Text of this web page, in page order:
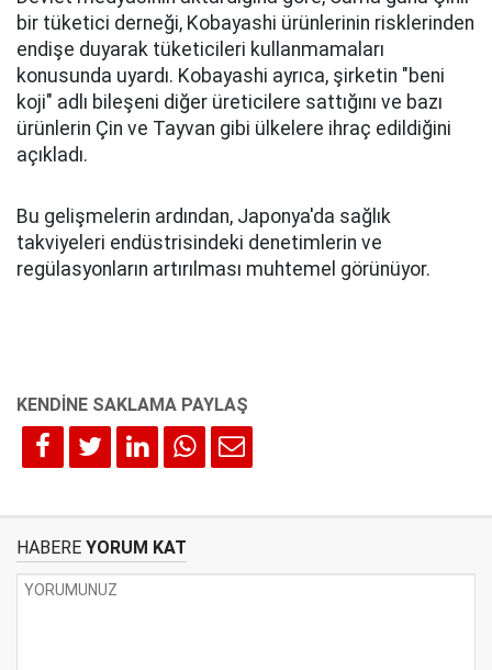
bir tüketici derneği, Kobayashi ürünlerinin risklerinden
endişe duyarak tüketicileri kullanmamaları
konusunda uyardı. Kobayashi ayrıca, şirketin "beni
koji" adlı bileşeni diğer üreticilere sattığını ve bazı
ürünlerin Çin ve Tayvan gibi ülkelere ihraç edildiğini
açıkladı.
Bu gelişmelerin ardından, Japonya'da sağlık
takviyeleri endüstrisindeki denetimlerin ve
regülasyonların artırılması muhtemel görünüyor.
HABERE YORUM KAT